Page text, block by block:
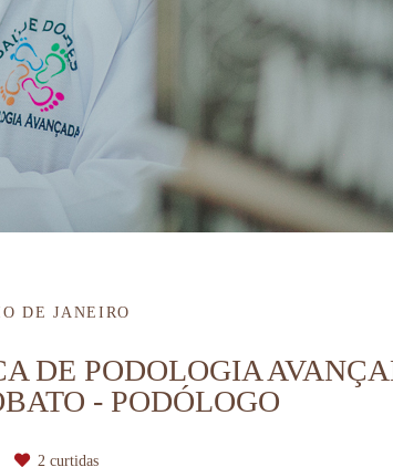
DE JANEIRO
DE PODOLOGIA
- PODÓLOGO
2 curtidas